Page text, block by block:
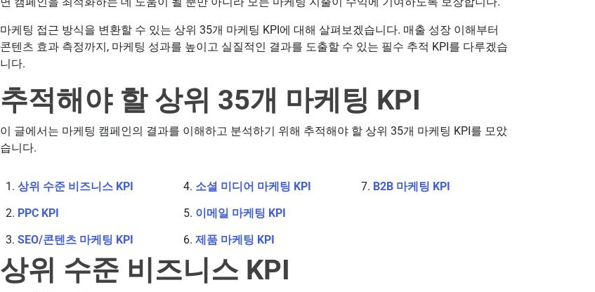
마케팅 접근 방식을 변환할 수 있는 상위 35개 마케팅 KPI에 대해 살펴보겠습니다. 매출 성장 이해부터
콘텐츠 효과 측정까지, 마케팅 성과를 높이고 실질적인 결과를 도출할 수 있는 필수 추적 KPI를 다루겠습
니다.
추적해야 할 상위 35개 마케팅 KPI
이 글에서는 마케팅 캠페인의 결과를 이해하고 분석하기 위해 추적해야 할 상위 35개 마케팅 KPI를 모았
습니다.
상위 수준 비즈니스 KPI
PPC KPI
SEO/콘텐츠 마케팅 KPI
소셜 미디어 마케팅 KPI
이메일 마케팅 KPI
제품 마케팅 KPI
B2B 마케팅 KPI
상위 수준 비즈니스 KPI